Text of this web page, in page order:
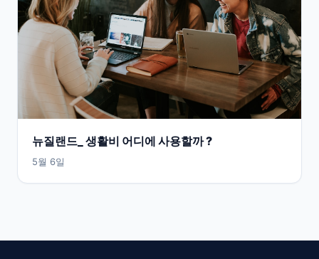
뉴질랜드_ 생활비 어디에 사용할까 ?
5월 6일